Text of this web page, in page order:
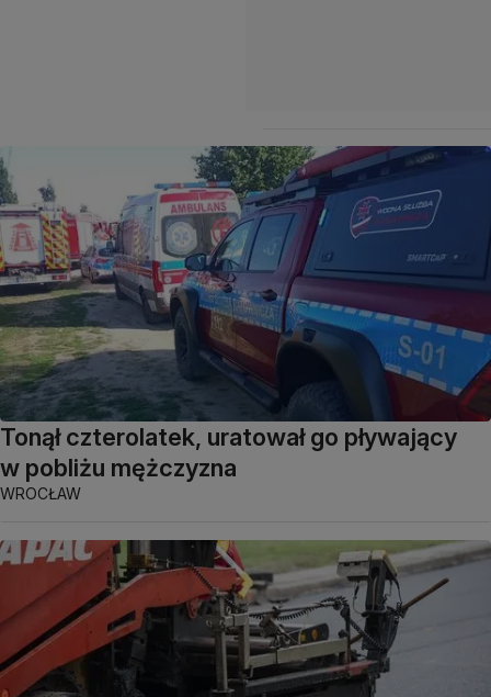
Tonął czterolatek, uratował go pływający
w pobliżu mężczyzna
WROCŁAW